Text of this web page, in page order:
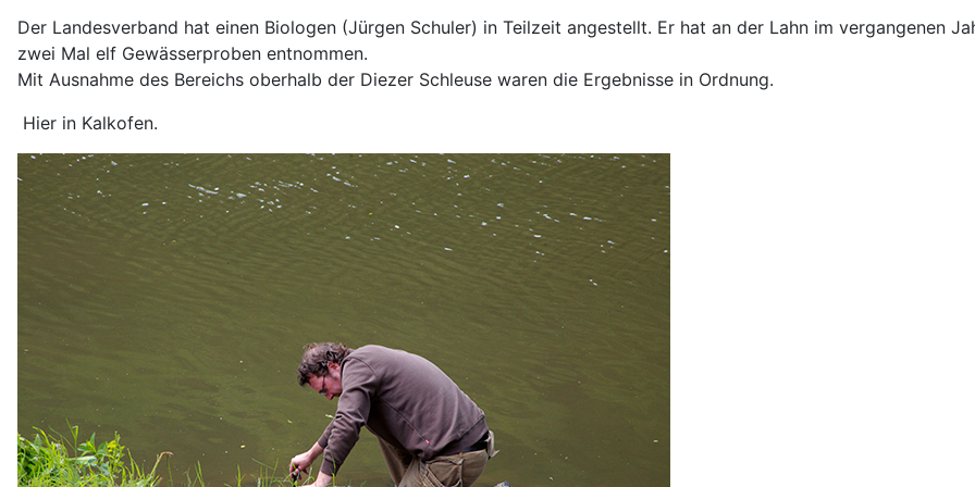
Der Landesverband hat einen Biologen (Jürgen Schuler) in Teilzeit angestellt. Er hat an der Lahn im vergangenen
zwei Mal elf Gewässerproben entnommen.
Mit Ausnahme des Bereichs oberhalb der Diezer Schleuse waren die Ergebnisse in Ordnung.
Hier in Kalkofen.